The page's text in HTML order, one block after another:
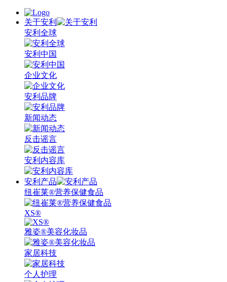
关于安利
安利全球
安利中国
企业文化
安利品牌
新闻动态
反击谣言
安利内容库
安利产品
纽崔莱®营养保健食品
XS®
雅姿®美容化妆品
家居科技
个人护理